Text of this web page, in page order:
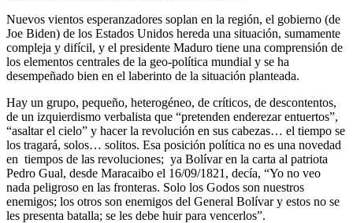
Nuevos vientos esperanzadores soplan en la región, el gobierno (de
Joe Biden) de los Estados Unidos hereda una situación, sumamente
compleja y difícil, y el presidente Maduro tiene una comprensión de
los elementos centrales de la geo-política mundial y se ha
desempeñado bien en el laberinto de la situación planteada.
Hay un grupo, pequeño, heterogéneo, de críticos, de descontentos,
de un izquierdismo verbalista que “pretenden enderezar entuertos”,
“asaltar el cielo” y hacer la revolución en sus cabezas… el tiempo se
los tragará, solos… solitos. Esa posición política no es una novedad
en tiempos de las revoluciones; ya Bolívar en la carta al patriota
Pedro Gual, desde Maracaibo el 16/09/1821, decía, “Yo no veo
nada peligroso en las fronteras. Solo los Godos son nuestros
enemigos; los otros son enemigos del General Bolívar y estos no se
les presenta batalla; se les debe huir para vencerlos”.